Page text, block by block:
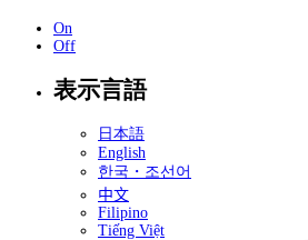
On
Off
表示言語
日本語
English
한국・조선어
中文
Filipino
Tiếng Việt